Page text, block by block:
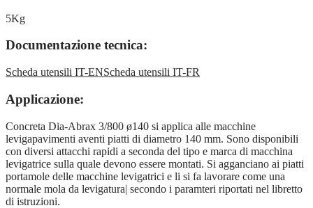
5Kg
Documentazione tecnica:
Scheda utensili IT-ENScheda utensili IT-FR
Applicazione:
Concreta Dia-Abrax 3/800 ø140 si applica alle macchine
levigapavimenti aventi piatti di diametro 140 mm. Sono disponibili
con diversi attacchi rapidi a seconda del tipo e marca di macchina
levigatrice sulla quale devono essere montati. Si agganciano ai piatti
portamole delle macchine levigatrici e li si fa lavorare come una
normale mola da levigatura| secondo i paramteri riportati nel libretto
di istruzioni.